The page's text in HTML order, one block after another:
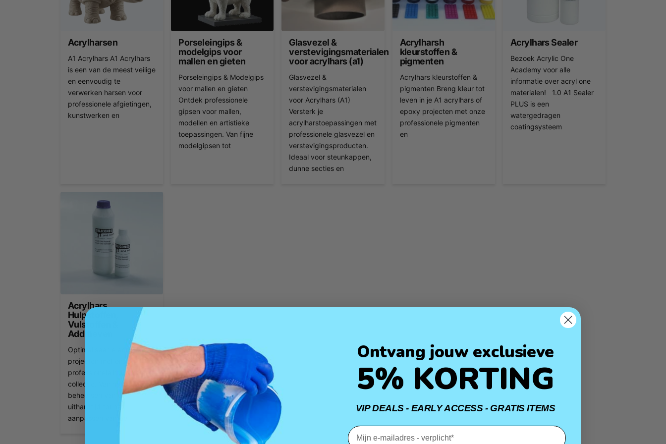
Acrylharsen
A1 Acrylhars A1 Acrylhars
is een van de meest veilige
en eenvoudig te
verwerken harsen voor
professionele afgietingen,
kunstwerken en
Porseleingips &
modelgips voor
mallen en gieten
Porseleingips & Modelgips
voor mallen en gieten
Ontdek professionele
gipsen voor mallen,
modellen en artistieke
toepassingen. Van fijne
modelgipsen tot
Glasvezel &
verstevigingsmaterialen
voor acrylhars (a1)
Glasvezel &
verstevigingsmaterialen
voor Acrylhars (A1)
Versterk je
acrylharstoepassingen met
professionele glasvezel en
verstevigingsproducten.
Ideaal voor steunkappen,
dunne secties en
Acrylharsh
kleurstoffen &
pigmenten
Acrylhars kleurstoffen &
pigmenten Breng kleur tot
leven in je A1 acrylhars of
epoxy projecten met onze
professionele pigmenten
en
Acrylhars Sealer
Bezoek Acrylic One
Academy voor alle
informatie over acryl one
materialen! 1.0 A1 Sealer
PLUS is een
watergedragen
coatingsysteem
Acrylhars
Hulpstoffen,
Vulstoffen &
Additieven
Optimaliseer je acrylhars
projecten met onze
professionele hulpstoffen
collectie. Van het
beheersen van de
uithardtijd tot het
aanpassen van de
Ontvang jouw exclusieve
5% KORTING
VIP DEALS - EARLY ACCESS - GRATIS ITEMS
Email